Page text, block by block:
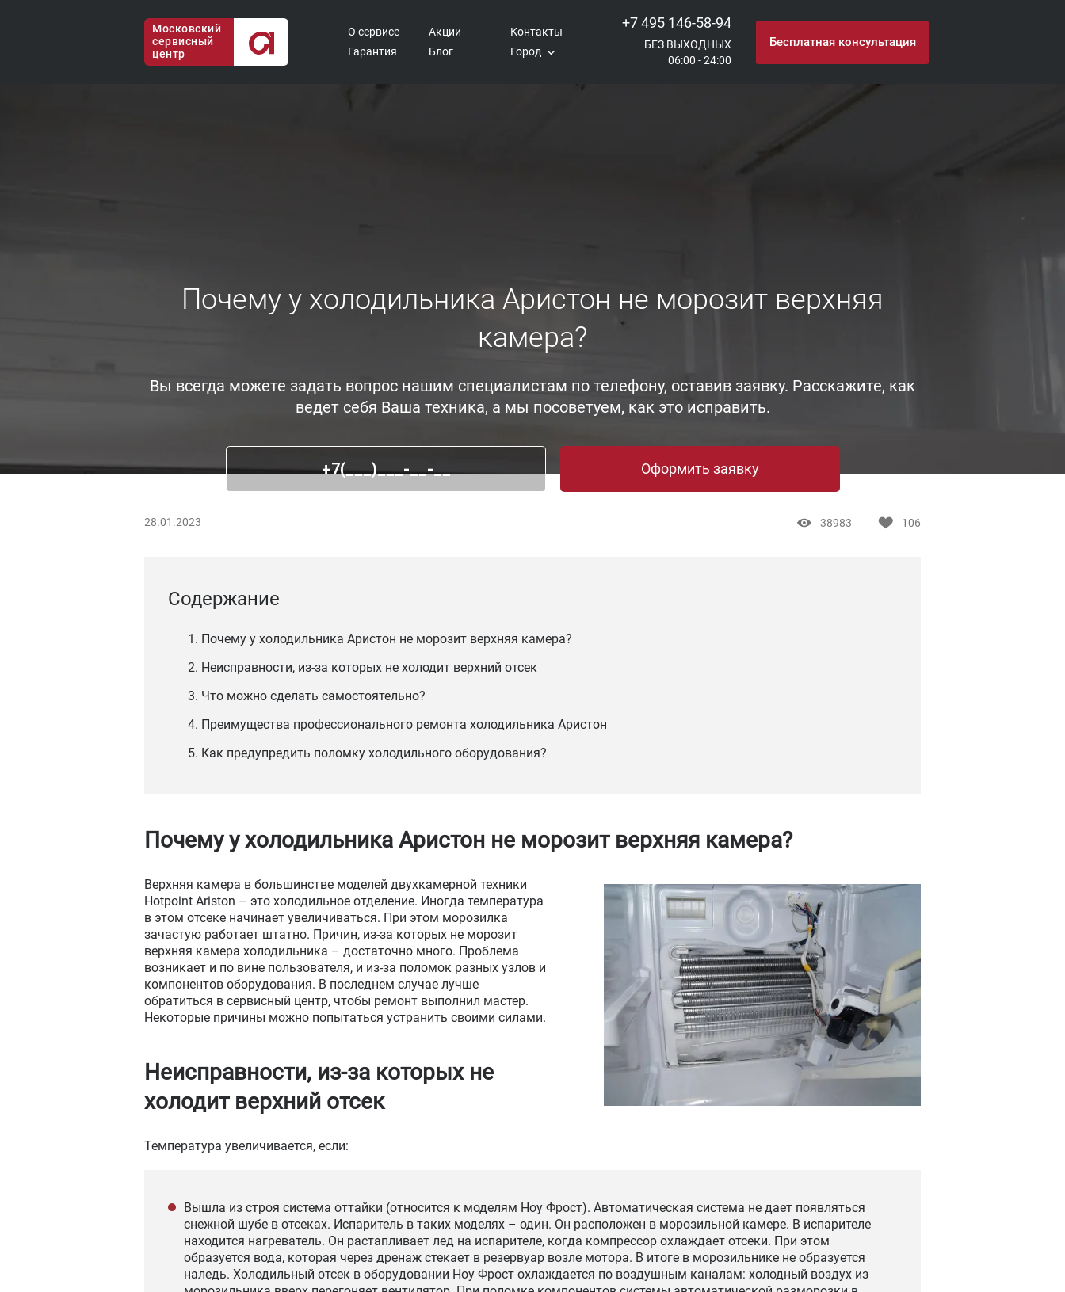
Московский
сервисный
центр
О сервисе Акции
Контакты
Гарантия
Блог Город
+7 495 146-58-94
БЕЗ ВЫХОДНЫХ
06:00 - 24:00
Бесплатная консультация
Почему у холодильника Аристон не морозит верхняя
камера?
Вы всегда можете задать вопрос нашим специалистам по телефону, оставив заявку. Расскажите, как
ведет себя Ваша техника, а мы посоветуем, как это исправить.
Оформить заявку
28.01.2023 38983 106
Содержание
1. Почему у холодильника Аристон не морозит верхняя камера?
2. Неисправности, из-за которых не холодит верхний отсек
3. Что можно сделать самостоятельно?
4. Преимущества профессионального ремонта холодильника Аристон
5. Как предупредить поломку холодильного оборудования?
Почему у холодильника Аристон не морозит верхняя камера?
Верхняя камера в большинстве моделей двухкамерной техники
Hotpoint Ariston – это холодильное отделение. Иногда температура
в этом отсеке начинает увеличиваться. При этом морозилка
зачастую работает штатно. Причин, из-за которых не морозит
верхняя камера холодильника – достаточно много. Проблема
возникает и по вине пользователя, и из-за поломок разных узлов и
компонентов оборудования. В последнем случае лучше
обратиться в сервисный центр, чтобы ремонт выполнил мастер.
Некоторые причины можно попытаться устранить своими силами.
Неисправности, из-за которых не
холодит верхний отсек
Температура увеличивается, если:
Вышла из строя система оттайки (относится к моделям Ноу Фрост). Автоматическая система не дает появляться
снежной шубе в отсеках. Испаритель в таких моделях – один. Он расположен в морозильной камере. В испарителе
находится нагреватель. Он растапливает лед на испарителе, когда компрессор охлаждает отсеки. При этом
образуется вода, которая через дренаж стекает в резервуар возле мотора. В итоге в морозильнике не образуется
наледь. Холодильный отсек в оборудовании Ноу Фрост охлаждается по воздушным каналам: холодный воздух из